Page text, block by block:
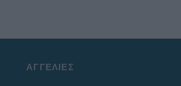
ΑΓΓΕΛΊΕΣ